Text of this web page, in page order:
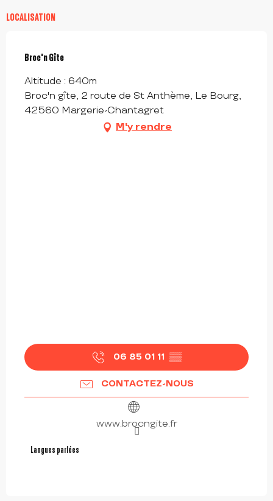
LOCALISATION
Broc'n Gîte
Altitude : 640m
Broc'n gîte, 2 route de St Anthème, Le Bourg,
42560 Margerie-Chantagret
M'y rendre
06 85 01 11 ▒▒
CONTACTEZ-NOUS
www.brocngite.fr
Langues parlées
Langues parlées